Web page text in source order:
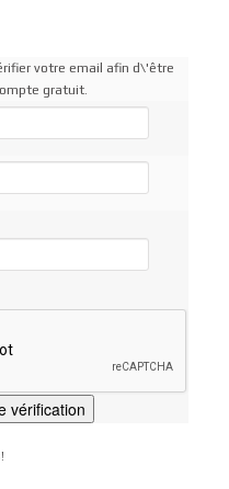
votre email afin d\'être
gratuit.